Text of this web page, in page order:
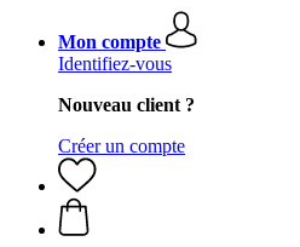
Mon compte
Identifiez-vous
Nouveau client ?
Créer un compte